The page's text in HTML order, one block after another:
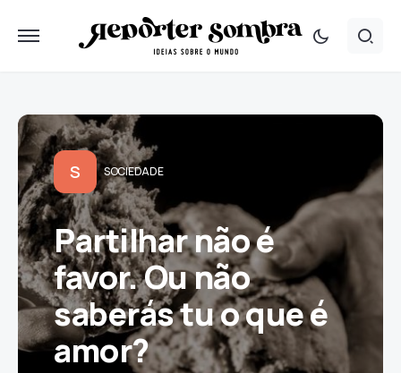
S SOCIEDADE
Partilhar não é
favor. Ou não
saberás tu o que é
amor?